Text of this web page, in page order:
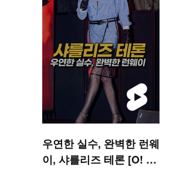
우연한 실수, 완벽한 런웨
이, 샤를리즈 테론 [O! ST